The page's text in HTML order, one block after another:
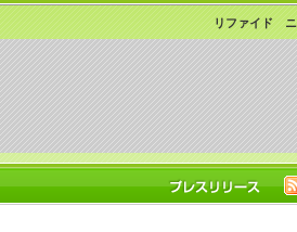
リファイド ニ